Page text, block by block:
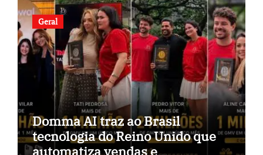
Geral
Domma AI traz ao Brasil
tecnologia do Reino Unido que
automatiza vendas e